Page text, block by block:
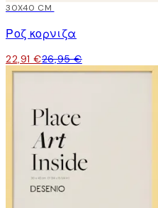
15%*
30X40 CM
Ροζ κορνιζα
22,91 €26,95 €